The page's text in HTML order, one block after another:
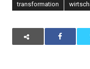
transformation